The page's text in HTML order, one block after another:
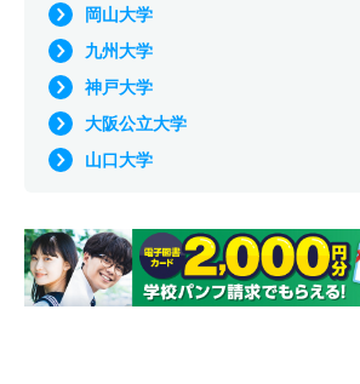
岡山大学
九州大学
神戸大学
大阪公立大学
山口大学